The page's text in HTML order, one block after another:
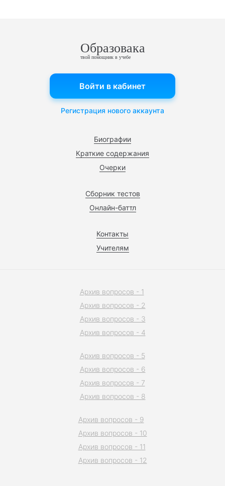
Образовака
твой помощник в учебе
Биографии
Краткие содержания
Очерки
Сборник тестов
Онлайн-баттл
Контакты
Учителям
Войти в кабинет
Регистрация нового аккаунта
Архив вопросов - 1
Архив вопросов - 2
Архив вопросов - 3
Архив вопросов - 4
Архив вопросов - 5
Архив вопросов - 6
Архив вопросов - 7
Архив вопросов - 8
Архив вопросов - 9
Архив вопросов - 10
Архив вопросов - 11
Архив вопросов - 12